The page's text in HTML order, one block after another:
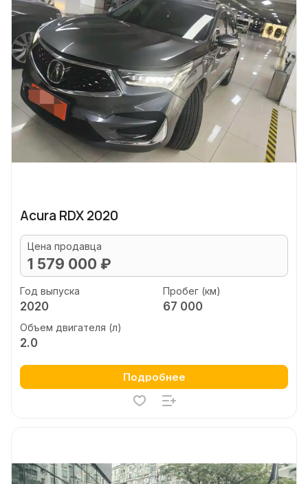
Acura RDX 2020
Цена продавца
1 579 000 ₽
Год выпуска
2020
Пробег (км)
67 000
Объем двигателя (л)
2.0
Подробнее